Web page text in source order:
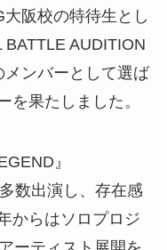
阪校の特待生とし
AUDITION
ンバーとして選ば
を果たしました。
』
数出演し、存在感
からはソロプロジ